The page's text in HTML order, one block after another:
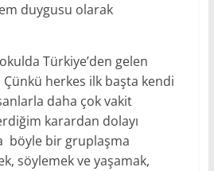
duygusu olarak
Türkiye’den gelen
Çünkü herkes ilk başta kendi
daha çok vakit
karardan dolayı
böyle bir gruplaşma
söylemek ve yaşamak,